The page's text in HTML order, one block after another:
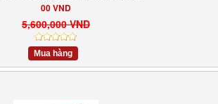
00 VND
5,600,000 VND
Mua hàng